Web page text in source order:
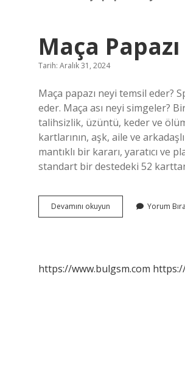
Maça
Tarih: Aralık 31, 2024
Maça papazı neyi temsil eder?
eder. Maça ası neyi simgeler?
talihsizlik, üzüntü, keder ve
kartlarının, aşk, aile ve
mantıklı bir kararı, yaratıcı ve
standart bir destedeki 52
Devamını okuyun
Papazı
Yorum
https://www.bulgsm.com